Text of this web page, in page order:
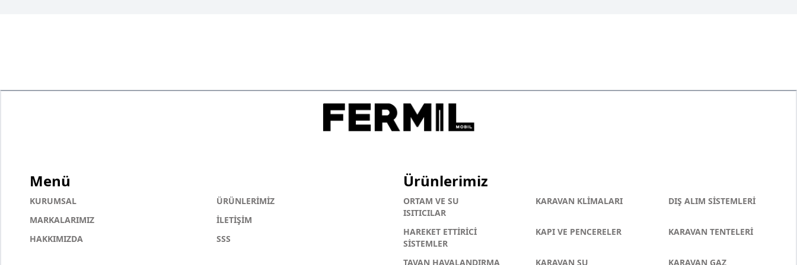
Menü
KURUMSAL
ÜRÜNLERİMİZ
MARKALARIMIZ
İLETİŞİM
HAKKIMIZDA
SSS
Ürünlerimiz
ORTAM VE SU
ISITICILAR
KARAVAN KLİMALARI DIŞ ALIM SİSTEMLERİ
HAREKET ETTİRİCİ
SİSTEMLER
KAPI VE PENCERELER KARAVAN TENTELERİ
TAVAN HAVALANDIRMA KARAVAN SU KARAVAN GAZ